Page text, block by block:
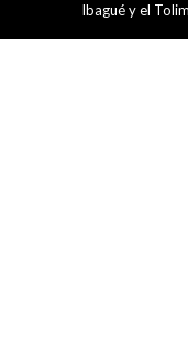
Ibagué y el